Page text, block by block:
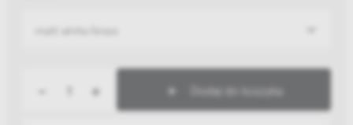
matt white/brass
+ Dodaj do koszyka